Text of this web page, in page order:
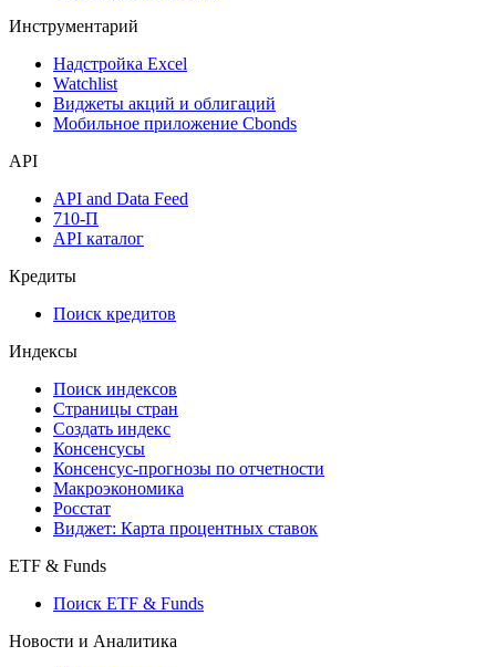
Инструментарий
Надстройка Excel
Watchlist
Виджеты акций и облигаций
Мобильное приложение Cbonds
API
API and Data Feed
710-П
API каталог
Кредиты
Поиск кредитов
Индексы
Поиск индексов
Страницы стран
Создать индекс
Консенсусы
Консенсус-прогнозы по отчетности
Макроэкономика
Росстат
Виджет: Карта процентных ставок
ETF & Funds
Поиск ETF & Funds
Новости и Аналитика